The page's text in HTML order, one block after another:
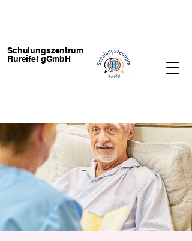
Schulungszentrum
Rureifel gGmbH